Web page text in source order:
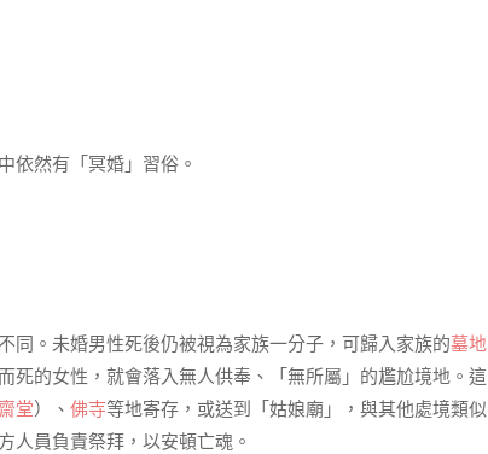
依然有「冥婚」習俗。
同。未婚男性死後仍被視為家族一分子，可歸入家族的墓地
死的女性，就會落入無人供奉、「無所屬」的尷尬境地。這
齋堂）、 佛寺等地寄存，或送到「姑娘廟」，與其他處境類似
人員負責祭拜，以安頓亡魂。